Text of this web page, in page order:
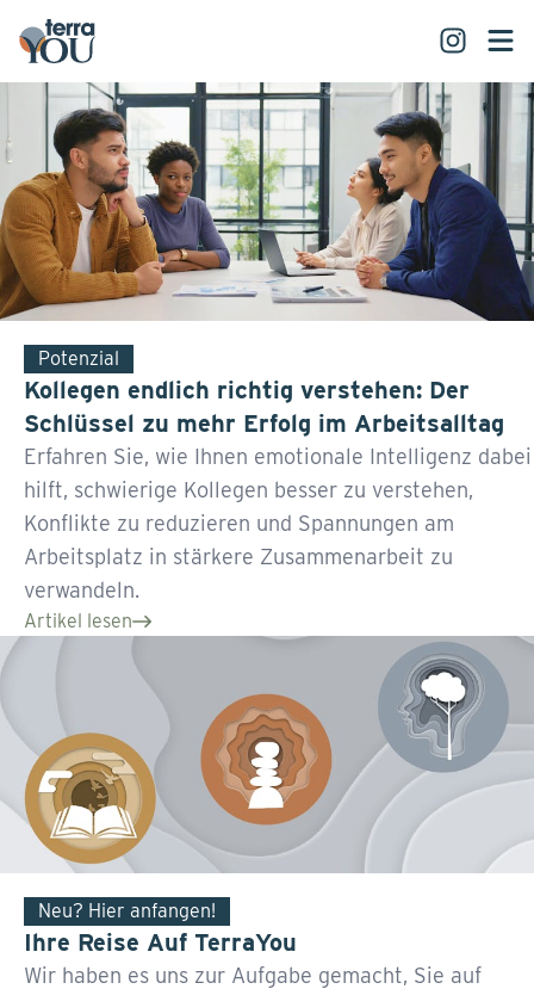
Potenzial
Kollegen endlich richtig verstehen: Der
Schlüssel zu mehr Erfolg im Arbeitsalltag
Erfahren Sie, wie Ihnen emotionale Intelligenz dabei
hilft, schwierige Kollegen besser zu verstehen,
Konflikte zu reduzieren und Spannungen am
Arbeitsplatz in stärkere Zusammenarbeit zu
verwandeln.
Artikel lesen
Neu? Hier anfangen!
Ihre Reise Auf TerraYou
Wir haben es uns zur Aufgabe gemacht, Sie auf